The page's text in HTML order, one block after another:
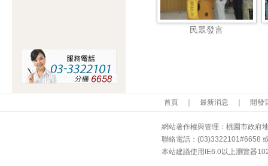
民眾發言
首頁 最新消息 開發
網站著作權與管理：桃園市政府
聯絡電話：(03)3322101#6658
本站建議使用IE6.0以上瀏覽器